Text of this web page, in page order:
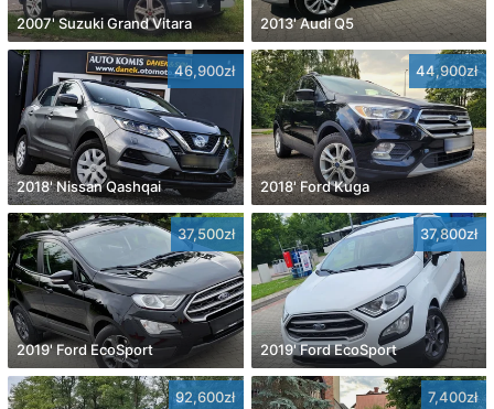
2007' Suzuki Grand Vitara 2013' Audi Q5
46,900zł
2018' Nissan Qashqai
44,900zł
2018' Ford Kuga
37,500zł
2019' Ford EcoSport
37,800zł
2019' Ford EcoSport
92,600zł 7,400zł